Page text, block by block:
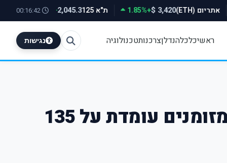
אתריום (ETH) 3,420 $
+1.85% ת"א 125 2,045.3
+0.78%
00:16:43
ראשיכלכלהנדלןצרכנותטכנולוגיה נגישות
חלל-תקשורת מפרסמת את תוצאותיה הכספיות: יתרת המזומנים עומדת על 135